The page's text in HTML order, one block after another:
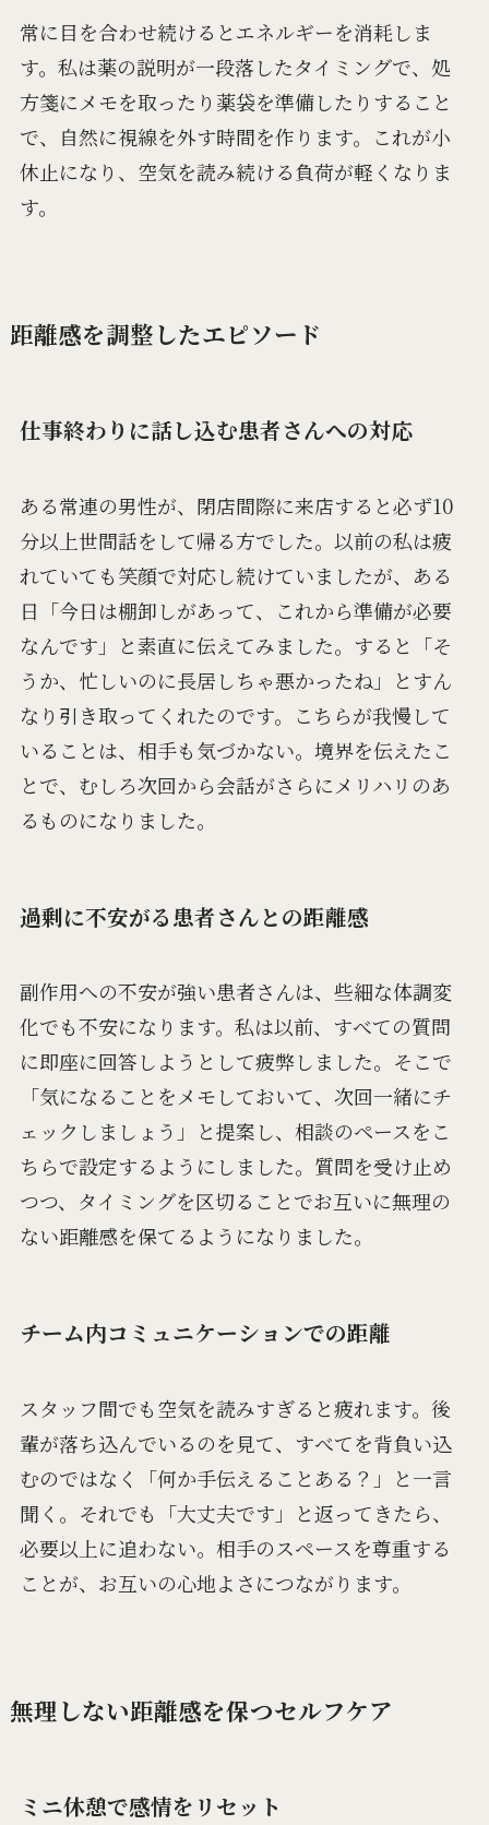
常に目を合わせ続けるとエネルギーを消耗しま
す。私は薬の説明が一段落したタイミングで、処
方箋にメモを取ったり薬袋を準備したりすること
で、自然に視線を外す時間を作ります。これが小
休止になり、空気を読み続ける負荷が軽くなりま
す。
距離感を調整したエピソード
仕事終わりに話し込む患者さんへの対応
ある常連の男性が、閉店間際に来店すると必ず10
分以上世間話をして帰る方でした。以前の私は疲
れていても笑顔で対応し続けていましたが、ある
日「今日は棚卸しがあって、これから準備が必要
なんです」と素直に伝えてみました。すると「そ
うか、忙しいのに長居しちゃ悪かったね」とすん
なり引き取ってくれたのです。こちらが我慢して
いることは、相手も気づかない。境界を伝えたこ
とで、むしろ次回から会話がさらにメリハリのあ
るものになりました。
過剰に不安がる患者さんとの距離感
副作用への不安が強い患者さんは、些細な体調変
化でも不安になります。私は以前、すべての質問
に即座に回答しようとして疲弊しました。そこで
「気になることをメモしておいて、次回一緒にチ
ェックしましょう」と提案し、相談のペースをこ
ちらで設定するようにしました。質問を受け止め
つつ、タイミングを区切ることでお互いに無理の
ない距離感を保てるようになりました。
チーム内コミュニケーションでの距離
スタッフ間でも空気を読みすぎると疲れます。後
輩が落ち込んでいるのを見て、すべてを背負い込
むのではなく「何か手伝えることある？」と一言
聞く。それでも「大丈夫です」と返ってきたら、
必要以上に追わない。相手のスペースを尊重する
ことが、お互いの心地よさにつながります。
無理しない距離感を保つセルフケア
ミニ休憩で感情をリセット